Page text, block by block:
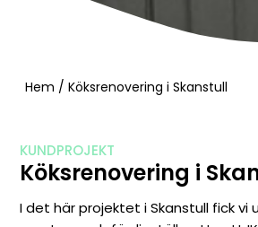
Hem / Köksrenovering i Skanstull
KUNDPROJEKT
Köksrenovering i
I det här projektet i Skanstull fick